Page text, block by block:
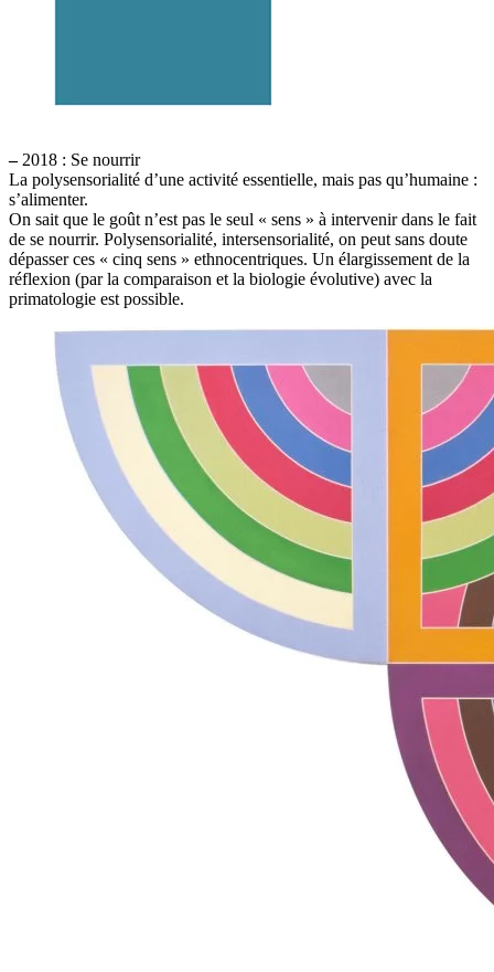
– 2018 : Se nourrir
La polysensorialité d’une activité essentielle, mais pas qu’humaine :
s’alimenter.
On sait que le goût n’est pas le seul « sens » à intervenir dans le fait
de se nourrir. Polysensorialité, intersensorialité, on peut sans doute
dépasser ces « cinq sens » ethnocentriques. Un élargissement de la
réflexion (par la comparaison et la biologie évolutive) avec la
primatologie est possible.